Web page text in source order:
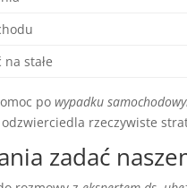
stałe
powypadku
rzeczywiste
zadać